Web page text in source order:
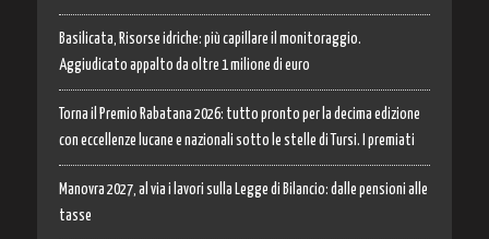
Basilicata, Risorse idriche: più capillare il monitoraggio.
Aggiudicato appalto da oltre 1 milione di euro
Torna il Premio Rabatana 2026: tutto pronto per la decima edizione
con eccellenze lucane e nazionali sotto le stelle di Tursi. I premiati
Manovra 2027, al via i lavori sulla Legge di Bilancio: dalle pensioni alle
tasse